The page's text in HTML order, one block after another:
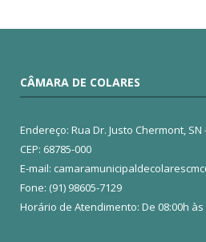
CÂMARA DE COLARES
Endereço: Rua Dr. Justo Chermont, SN
CEP: 68785-000
E-mail:
Fone: (91) 98605-7129
Horário de Atendimento: De 08:00h às